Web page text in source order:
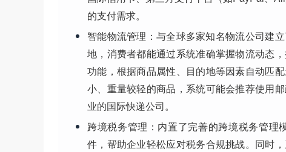
的支付需求。
智能物流管理 ：与全球多家知名物流公司建
地，消费者都能通过系统准确掌握物流动态
功能，根据商品属性、目的地等因素自动匹
小、重量较轻的商品，系统可能会推荐使用
业的国际快递公司。
跨境税务管理 ：内置了完善的跨境税务管
件，帮助企业轻松应对税务合规挑战。同时